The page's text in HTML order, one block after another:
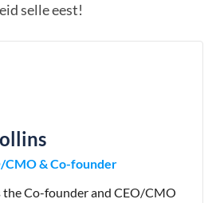
selle eest!
CMO & Co-founder
the Co-founder and CEO/CMO